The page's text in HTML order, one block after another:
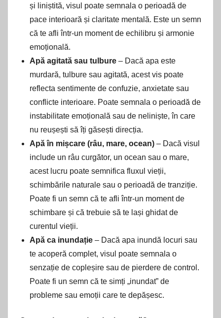
și liniștită, visul poate semnala o perioadă de
pace interioară și claritate mentală. Este un semn
că te afli într-un moment de echilibru și armonie
emoțională.
Apă agitată sau tulbure – Dacă apa este
murdară, tulbure sau agitată, acest vis poate
reflecta sentimente de confuzie, anxietate sau
conflicte interioare. Poate semnala o perioadă de
instabilitate emoțională sau de neliniște, în care
nu reușești să îți găsești direcția.
Apă în mișcare (râu, mare, ocean) – Dacă visul
include un râu curgător, un ocean sau o mare,
acest lucru poate semnifica fluxul vieții,
schimbările naturale sau o perioadă de tranziție.
Poate fi un semn că te afli într-un moment de
schimbare și că trebuie să te lași ghidat de
curentul vieții.
Apă ca inundație – Dacă apa inundă locuri sau
te acoperă complet, visul poate semnala o
senzație de copleșire sau de pierdere de control.
Poate fi un semn că te simți „inundat” de
probleme sau emoții care te depășesc.